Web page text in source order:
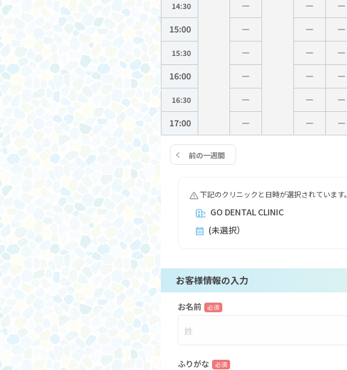
14:30
15:00
15:30
16:00
16:30
17:00
前の一週間
下記のクリニックと日時が選択されています。
GO DENTAL CLINIC
(未選択）
お客様情報の入力
お名前 必須
ふりがな 必須